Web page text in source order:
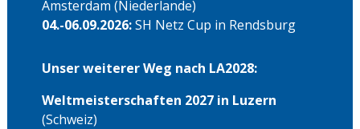
Amsterdam (Niederlande)
04.-06.09.2026:SH Netz Cup in Rendsburg
Unser weiterer Weg nach LA2028:
Weltmeisterschaften 2027 in Luzern
(Schweiz)